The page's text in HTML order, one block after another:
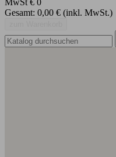
MwSt € 0
Gesamt: 0,00 € (inkl. MwSt.)